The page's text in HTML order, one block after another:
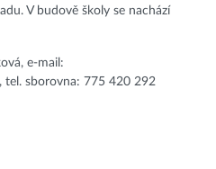
V budově školy se nachází
e-mail:
, tel. sborovna: 775 420 292